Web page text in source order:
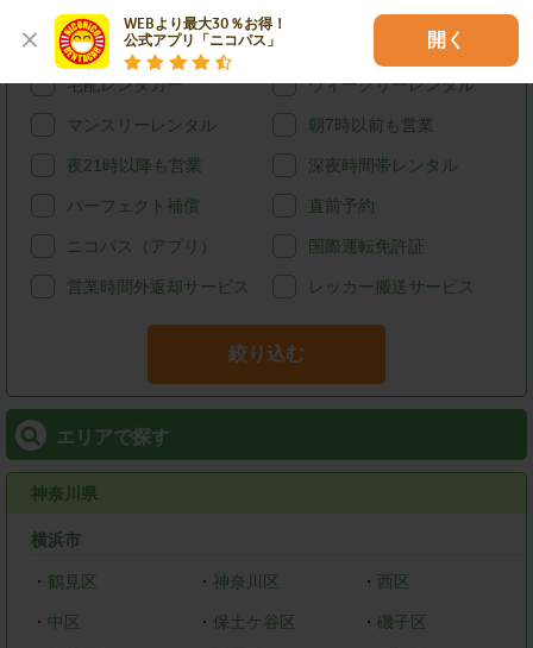
WEBより最大30％お得！
公式アプリ「ニコパス」
開く
給油可能
宅配レンタカー ウィークリーレンタル
マンスリーレンタル 朝7時以前も営業
夜21時以降も営業 深夜時間帯レンタル
パーフェクト補償 直前予約
ニコパス（アプリ） 国際運転免許証
営業時間外返却サービス レッカー搬送サービス
絞り込む
エリアで探す
神奈川県
横浜市
・ 鶴見区 ・ 神奈川区 ・ 西区
・ 中区 ・ 保土ケ谷区 ・磯子区